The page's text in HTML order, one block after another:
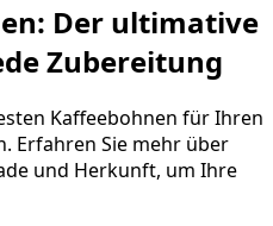
Der ultimative
Zubereitung
Kaffeebohnen für Ihren
Erfahren Sie mehr über
und Herkunft, um Ihre